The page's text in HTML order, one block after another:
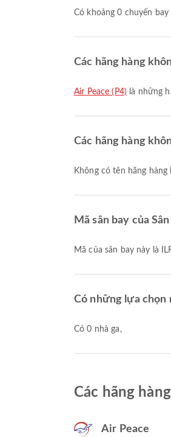
Có khoảng 0 chuyến
Các hãng hàng
Air Peace (P4) là những
Các hãng hàng
Không có tên hãng
Mã sân bay của
Mã của sân bay này là
Có những lựa chọn
Có 0 nhà ga,
Các hãng
Air Peace